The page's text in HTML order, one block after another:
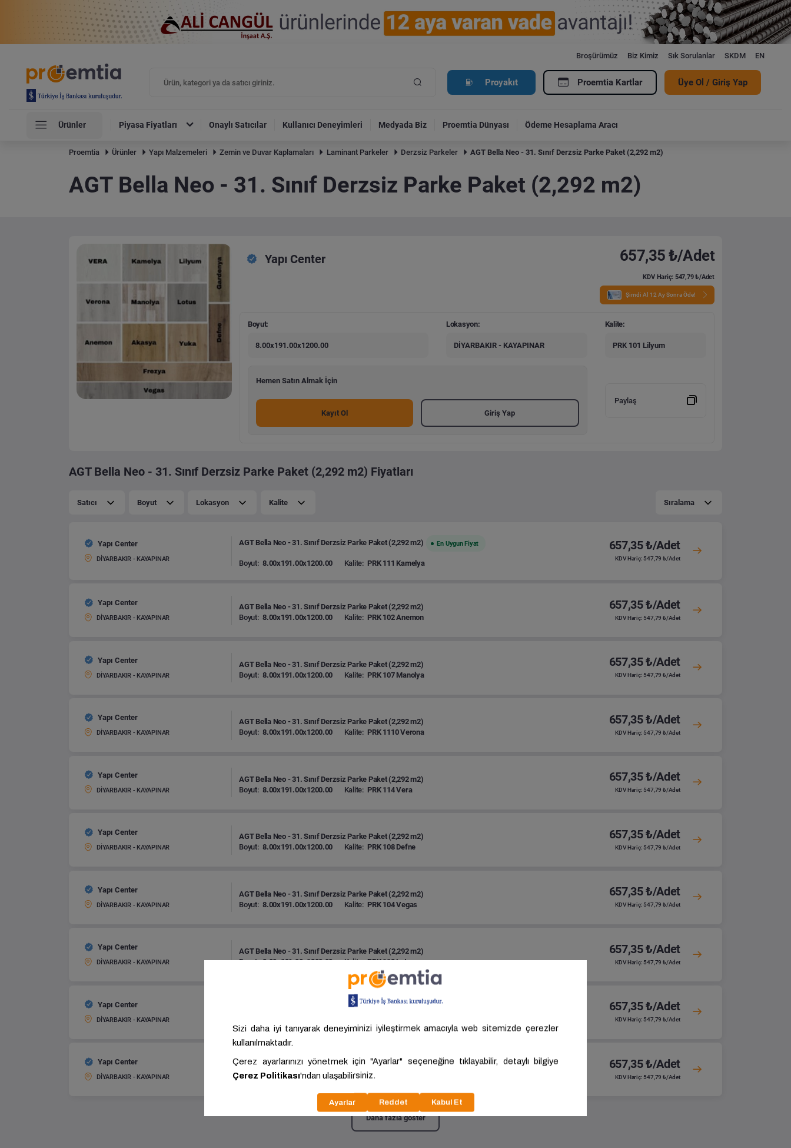
Broşürümüz Biz Kimiz Sık Sorulanlar SKDM EN
Proyakıt Proemtia Kartlar Üye Ol / Giriş Yap
Ürünler Piyasa Fiyatları Onaylı Satıcılar Kullanıcı Deneyimleri Medyada Biz Proemtia Dünyası Ödeme Hesaplama Aracı
Proemtia Ürünler Yapı Malzemeleri Zemin ve Duvar Kaplamaları Laminant Parkeler Derzsiz Parkeler AGT Bella Neo - 31. Sınıf Derzsiz Parke Paket (2,292 m2)
AGT Bella Neo - 31. Sınıf Derzsiz Parke Paket (2,292 m2)
Yapı Center 657,35 ₺/Adet
KDV Hariç: 547,79 ₺/Adet
Şimdi Al 12 Ay Sonra Öde!
Boyut:
8.00x191.00x1200.00
Lokasyon:
DİYARBAKIR - KAYAPINAR
Kalite:
PRK 101 Lilyum
Hemen Satın Almak İçin
Kayıt Ol Giriş Yap
Paylaş
AGT Bella Neo - 31. Sınıf Derzsiz Parke Paket (2,292 m2) Fiyatları
Satıcı Boyut Lokasyon Kalite Sıralama
Yapı Center
DİYARBAKIR - KAYAPINAR
AGT Bella Neo - 31. Sınıf Derzsiz Parke Paket (2,292 m2) En Uygun Fiyat
Boyut: 8.00x191.00x1200.00 Kalite: PRK 111 Kamelya
657,35 ₺/Adet
KDV Hariç: 547,79 ₺/Adet
Yapı Center
DİYARBAKIR - KAYAPINAR
AGT Bella Neo - 31. Sınıf Derzsiz Parke Paket (2,292 m2)
Boyut: 8.00x191.00x1200.00 Kalite: PRK 102 Anemon
657,35 ₺/Adet
KDV Hariç: 547,79 ₺/Adet
Yapı Center
DİYARBAKIR - KAYAPINAR
AGT Bella Neo - 31. Sınıf Derzsiz Parke Paket (2,292 m2)
Boyut: 8.00x191.00x1200.00 Kalite: PRK 107 Manolya
657,35 ₺/Adet
KDV Hariç: 547,79 ₺/Adet
Yapı Center
DİYARBAKIR - KAYAPINAR
AGT Bella Neo - 31. Sınıf Derzsiz Parke Paket (2,292 m2)
Boyut: 8.00x191.00x1200.00 Kalite: PRK 1110 Verona
657,35 ₺/Adet
KDV Hariç: 547,79 ₺/Adet
Yapı Center
DİYARBAKIR - KAYAPINAR
AGT Bella Neo - 31. Sınıf Derzsiz Parke Paket (2,292 m2)
Boyut: 8.00x191.00x1200.00 Kalite: PRK 114 Vera
657,35 ₺/Adet
KDV Hariç: 547,79 ₺/Adet
Yapı Center
DİYARBAKIR - KAYAPINAR
AGT Bella Neo - 31. Sınıf Derzsiz Parke Paket (2,292 m2)
Boyut: 8.00x191.00x1200.00 Kalite: PRK 108 Defne
657,35 ₺/Adet
KDV Hariç: 547,79 ₺/Adet
Yapı Center
DİYARBAKIR - KAYAPINAR
AGT Bella Neo - 31. Sınıf Derzsiz Parke Paket (2,292 m2)
Boyut: 8.00x191.00x1200.00 Kalite: PRK 104 Vegas
657,35 ₺/Adet
KDV Hariç: 547,79 ₺/Adet
Yapı Center
DİYARBAKIR - KAYAPINAR
AGT Bella Neo - 31. Sınıf Derzsiz Parke Paket (2,292 m2)
Boyut: 8.00x191.00x1200.00 Kalite: PRK 112 Lotus
657,35 ₺/Adet
KDV Hariç: 547,79 ₺/Adet
Yapı Center
DİYARBAKIR - KAYAPINAR
AGT Bella Neo - 31. Sınıf Derzsiz Parke Paket (2,292 m2)
657,35 ₺/Adet
KDV Hariç: 547,79 ₺/Adet
Yapı Center
DİYARBAKIR - KAYAPINAR
AGT Bella Neo - 31. Sınıf Derzsiz Parke Paket (2,292 m2)
Boyut: 8.00x191.00x1200.00 Kalite: PRK 113 Yuka
657,35 ₺/Adet
KDV Hariç: 547,79 ₺/Adet
Daha fazla göster